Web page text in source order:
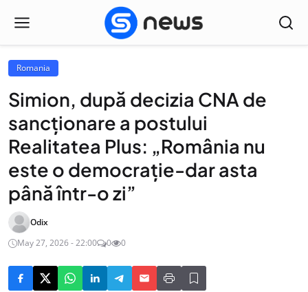
Romania
Simion, după decizia CNA de
sancționare a postului
Realitatea Plus: „România nu
este o democrație-dar asta
până într-o zi”
Odix
May 27, 2026 - 22:00
0 0